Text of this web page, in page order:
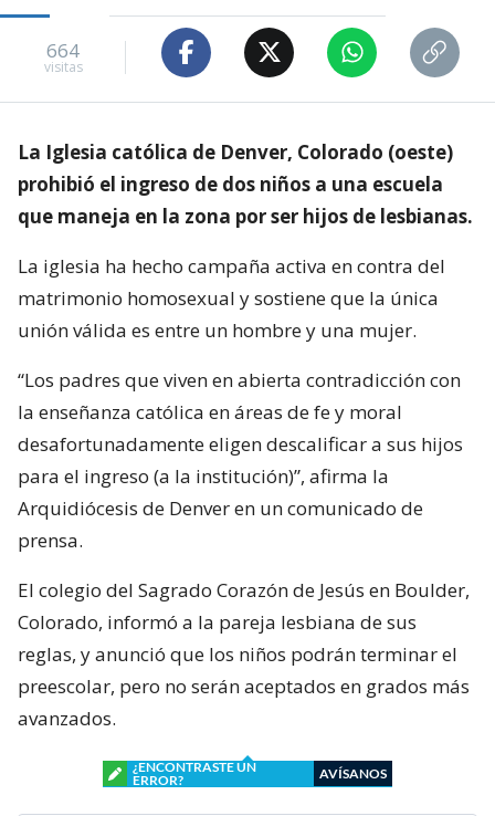
664
visitas
La Iglesia católica de Denver, Colorado (oeste)
prohibió el ingreso de dos niños a una escuela
que maneja en la zona por ser hijos de lesbianas.
La iglesia ha hecho campaña activa en contra del
matrimonio homosexual y sostiene que la única
unión válida es entre un hombre y una mujer.
“Los padres que viven en abierta contradicción con
la enseñanza católica en áreas de fe y moral
desafortunadamente eligen descalificar a sus hijos
para el ingreso (a la institución)”, afirma la
Arquidiócesis de Denver en un comunicado de
prensa.
El colegio del Sagrado Corazón de Jesús en Boulder,
Colorado, informó a la pareja lesbiana de sus
reglas, y anunció que los niños podrán terminar el
preescolar, pero no serán aceptados en grados más
avanzados.
¿ENCONTRASTE UN
ERROR?
AVÍSANOS